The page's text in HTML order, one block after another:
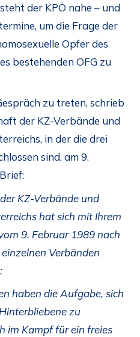
der KPÖ nahe – und
um die Frage der
Opfer des
bestehenden OFG zu
zu treten, schrieb
der KZ-Verbände und
in der die drei
sind, am 9.
KZ-Verbände und
hat sich mit Ihrem
9. Februar 1989 nach
Verbänden
haben die Aufgabe, sich
zu
im Kampf für ein freies